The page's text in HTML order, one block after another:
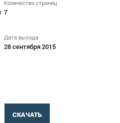
Количество страниц
7
Дата выхода
28 сентября 2015
СКАЧАТЬ